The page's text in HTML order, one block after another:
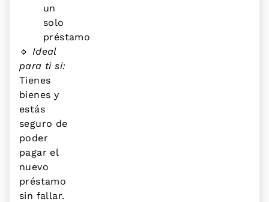
un
solo
préstamo
🔹 Ideal
para ti si:
Tienes
bienes y
estás
seguro de
poder
pagar el
nuevo
préstamo
sin fallar.